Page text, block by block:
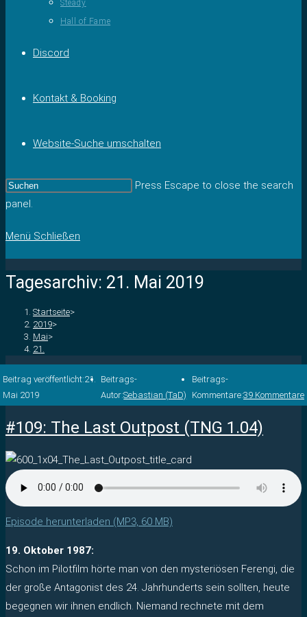
Steady
Hall of Fame
Discord
Kontakt & Booking
Website-Suche umschalten
Press Escape to close the search
panel.
Menü Schließen
Tagesarchiv: 21. Mai 2019
Startseite>
2019>
Mai>
21.
Beitrag veröffentlicht:21.
Mai 2019
Beitrags-
Autor:Sebastian (TaD)
Beitrags-
Kommentare:39 Kommentare
#109: The Last Outpost (TNG 1.04)
Episode herunterladen (MP3, 60 MB)
19. Oktober 1987:
Schon im Pilotfilm hörte man von den mysteriösen Ferengi, die
der große Antagonist des 24. Jahrhunderts sein sollten, heute
begegnen wir ihnen endlich. Niemand rechnete mit dem